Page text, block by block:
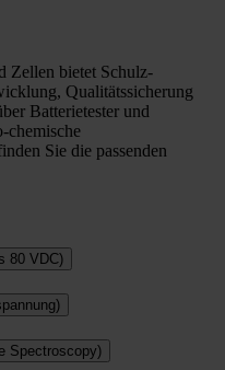
Zellen bietet Schulz-
Qualitätssicherung
Batterietester und
chemische
Sie die passenden
80 VDC)
Spectroscopy)